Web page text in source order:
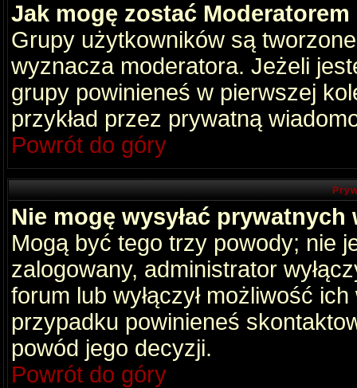
Jak mogę zostać
Grupy użytkowników są
wyznacza moderatora. Jeżeli
grupy powinieneś w pierwszej
przykład przez prywatną
Powrót do góry
Nie mogę wysyłać
Mogą być tego trzy powody; nie
zalogowany, administrator
forum lub wyłączył możliwość
przypadku powinieneś
powód jego decyzji.
Powrót do góry